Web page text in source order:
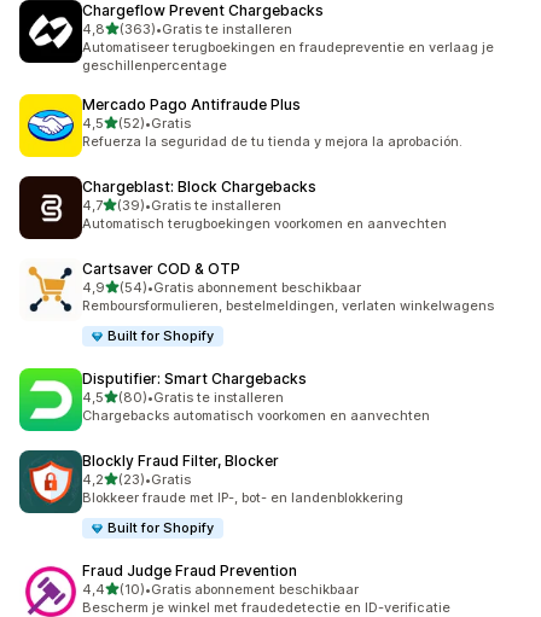
Chargeflow Prevent Chargebacks
4,8van 5 sterren
(363)
363 recensies in totaal
•Gratis te installeren
Automatiseer terugboekingen en fraudepreventie en verlaag je
geschillenpercentage
Mercado Pago Antifraude Plus
4,5van 5 sterren
(52)
52 recensies in totaal
•Gratis
Refuerza la seguridad de tu tienda y mejora la aprobación.
Chargeblast: Block Chargebacks
4,7van 5 sterren
(39)
39 recensies in totaal
•Gratis te installeren
Automatisch terugboekingen voorkomen en aanvechten
Cartsaver COD & OTP
4,9van 5 sterren
(54)
54 recensies in totaal
•Gratis abonnement beschikbaar
Remboursformulieren, bestelmeldingen, verlaten winkelwagens
Built for Shopify
Disputifier: Smart Chargebacks
4,5van 5 sterren
(80)
80 recensies in totaal
•Gratis te installeren
Chargebacks automatisch voorkomen en aanvechten
Blockly Fraud Filter, Blocker
4,2van 5 sterren
(23)
23 recensies in totaal
•Gratis
Blokkeer fraude met IP-, bot- en landenblokkering
Built for Shopify
Fraud Judge Fraud Prevention
4,4van 5 sterren
(10)
10 recensies in totaal
•Gratis abonnement beschikbaar
Bescherm je winkel met fraudedetectie en ID-verificatie